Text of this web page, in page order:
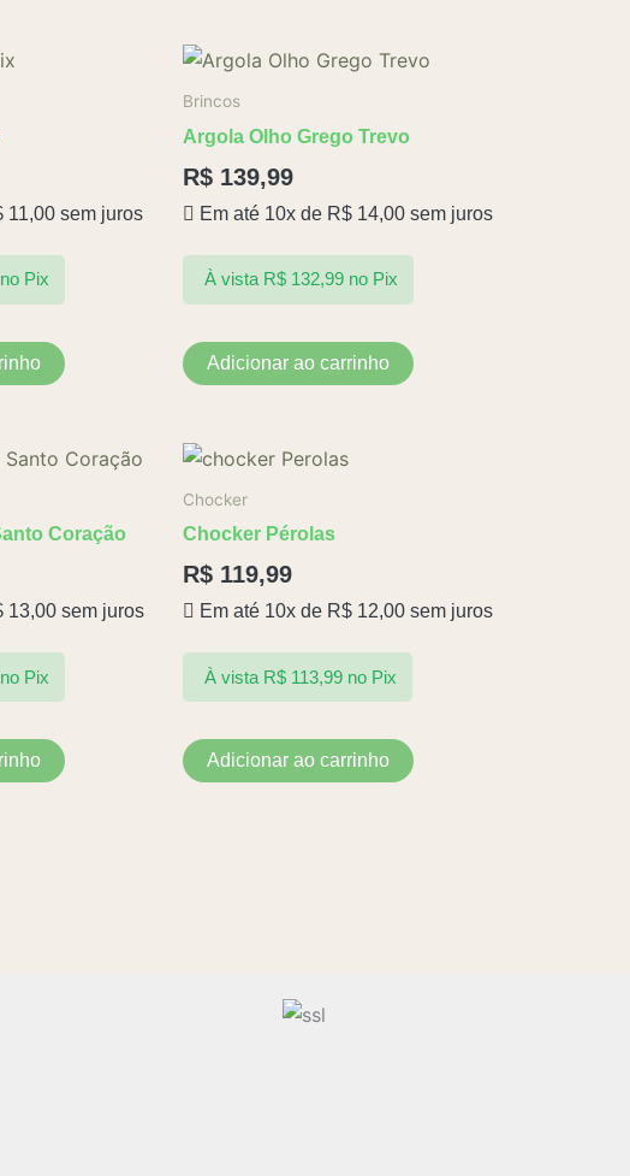
11,00 sem juros
no Pix
Brincos
Argola Olho Grego Trevo
R$ 139,99
Em até 10x de R$ 14,00 sem juros
À vista R$132,99 no Pix
Adicionar ao carrinho
Coração
13,00 sem juros
no Pix
Chocker
Chocker Pérolas
R$ 119,99
Em até 10x de R$ 12,00 sem juros
À vista R$113,99 no Pix
Adicionar ao carrinho